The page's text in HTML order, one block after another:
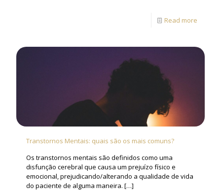
Read more
Transtornos Mentais: quais são os mais comuns?
Os transtornos mentais são definidos como uma
disfunção cerebral que causa um prejuízo físico e
emocional, prejudicando/alterando a qualidade de vida
do paciente de alguma maneira. […]